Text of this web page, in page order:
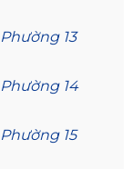
13
14
15